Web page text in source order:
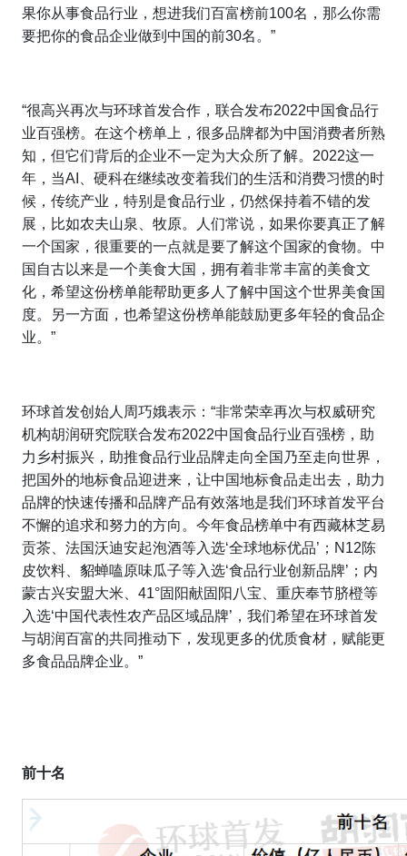
果你从事食品行业，想进我们百富榜前100名，那么你需
要把你的食品企业做到中国的前30名。”
“很高兴再次与环球首发合作，联合发布2022中国食品行
业百强榜。在这个榜单上，很多品牌都为中国消费者所熟
知，但它们背后的企业不一定为大众所了解。 2022这一
年，当AI
、硬科在继续改变着我们的生活和消费习惯的时
候，传统产业，特别是食品行业，仍然保持着不错的发
展，比如农夫山泉、牧原。人们常说，如果你要真正了解
一个国家，很重要的一点就是要了解这个国家的食物。中
国自古以来是一个美食大国，拥有着非常丰富的美食文
化，希望这份榜单能帮助更多人了解中国这个世界美食国
度。另一方面，也希望这份榜单能鼓励更多年轻的食品企
业。”
环球首发创始人周巧娥表示：“非常荣幸再次与权威研究
机构胡润研究院联合发布2022中国食品行业百强榜，助
力乡村振兴，助推食品行业品牌走向全国乃至走向世界，
把国外的地标食品迎进来，让中国地标食品走出去，助力
品牌的快速传播和品牌产品有效落地是我们环球首发平台
不懈的追求和努力的方向。今年食品榜单中有西藏林芝易
贡茶、法国沃迪安起泡酒等入选‘全球地标优品’； N12陈
皮饮料、貂蝉嗑原味瓜子等入选‘食品行业创新品牌’；内
蒙古兴安盟大米、 41°固阳献固阳八宝、重庆奉节脐橙等
入选‘中国代表性农产品区域品牌’，我们希望在环球首发
与胡润百富的共同推动下，发现更多的优质食材，赋能更
多食品品牌企业。”
前十名